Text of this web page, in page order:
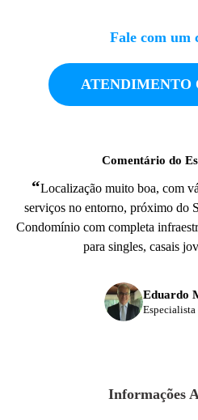
Fale com um
ATENDIMENTO
Comentário do
“Localização muito boa, com
serviços no entorno, próximo do
Condomínio com completa
para singles, casais
Eduardo
Informações